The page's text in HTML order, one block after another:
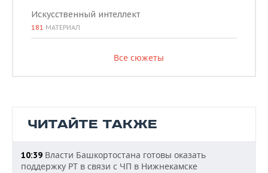
Искусственный интеллект
181 МАТЕРИАЛ
Все сюжеты
ЧИТАЙТЕ ТАКЖЕ
10:39 Власти Башкортостана готовы оказать
поддержку РТ в связи с ЧП в Нижнекамске